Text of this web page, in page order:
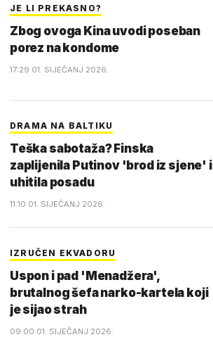
JE LI PREKASNO?
Zbog ovoga Kina uvodi poseban
porez na kondome
17:29 01. SIJEČANJ 2026.
DRAMA NA BALTIKU
Teška sabotaža? Finska
zaplijenila Putinov 'brod iz sjene' i
uhitila posadu
11:10 01. SIJEČANJ 2026.
IZRUČEN EKVADORU
Uspon i pad 'Menadžera',
brutalnog šefa narko-kartela koji
je sijao strah
09:00 01. SIJEČANJ 2026.